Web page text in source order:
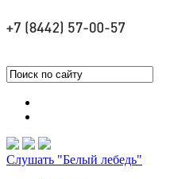
Слушать "Белый лебедь"